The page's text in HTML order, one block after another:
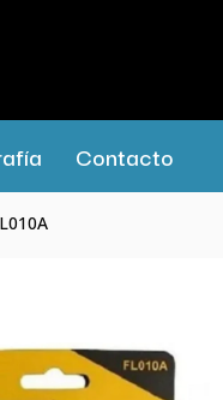
Contacto